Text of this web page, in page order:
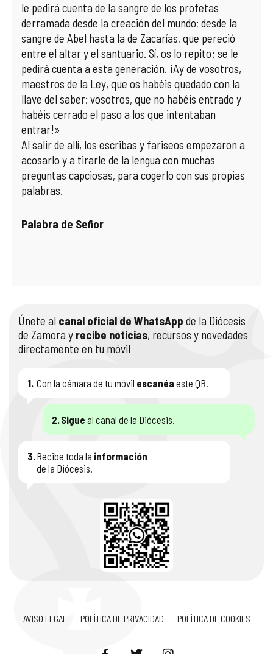
le pedirá cuenta de la sangre de los profetas
derramada desde la creación del mundo; desde la
sangre de Abel hasta la de Zacarías, que pereció
entre el altar y el santuario. Sí, os lo repito: se le
pedirá cuenta a esta generación. ¡Ay de vosotros,
maestros de la Ley, que os habéis quedado con la
llave del saber; vosotros, que no habéis entrado y
habéis cerrado el paso a los que intentaban
entrar!»
Al salir de allí, los escribas y fariseos empezaron a
acosarlo y a tirarle de la lengua con muchas
preguntas capciosas, para cogerlo con sus propias
palabras.
Palabra de Señor
Únete al canal oficial de WhatsApp de la Diócesis
de Zamora y recibe noticias, recursos y novedades
directamente en tu móvil
1. Con la cámara de tu móvil escanéa este QR.
2.Sigue al canal de la Diócesis.
3.Recibe toda la información
de la Diócesis.
AVISO LEGAL POLÍTICA DE PRIVACIDAD POLÍTICA DE COOKIES